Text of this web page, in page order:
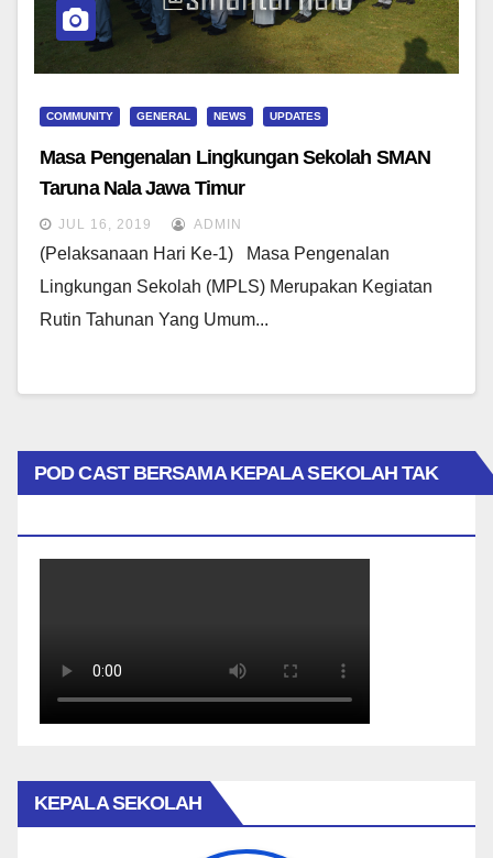
COMMUNITY GENERAL NEWS UPDATES
Masa Pengenalan Lingkungan Sekolah SMAN
Taruna Nala Jawa Timur
JUL 16, 2019 ADMIN
(pelaksanaan Hari Ke-1) Masa Pengenalan
Lingkungan Sekolah (MPLS) Merupakan Kegiatan
Rutin Tahunan Yang Umum...
POD CAST BERSAMA KEPALA SEKOLAH TAK
KEPALA SEKOLAH